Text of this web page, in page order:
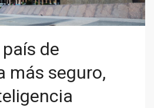
de
más seguro,